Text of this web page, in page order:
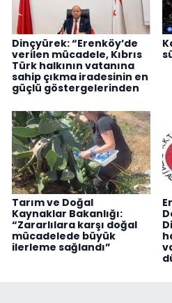
Dinçyürek: “Erenköy’de
verilen mücadele, Kıbrıs
Türk halkının vatanına
sahip çıkma iradesinin en
güçlü göstergelerinden
Tarım ve Doğal
Kaynaklar Bakanlığı:
“Zararlılara karşı doğal
mücadelede büyük
ilerleme sağlandı”